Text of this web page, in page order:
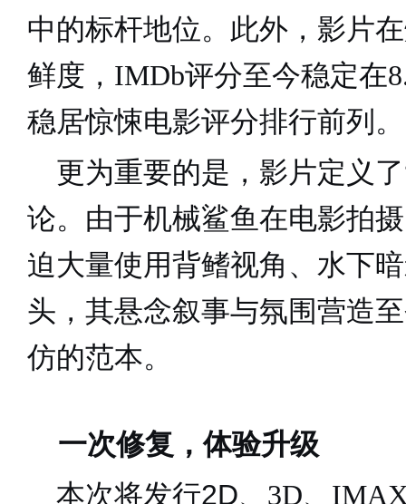
中的标杆地位。此外，影片
鲜度， IMDb评分至今稳定在
稳居惊悚电影评分排行前列。
更为重要的是，影片定义了
论。由于机械鲨鱼在电影拍
迫大量使用背鳍视角、水下
头，其悬念叙事与氛围营造
仿的范本。
一次修复，体验升级
本次将发行2D、 3D、